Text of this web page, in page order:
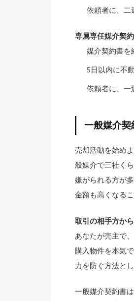
依頼者に、二
専属専任媒介契
媒介契約書を
5日以内に不
依頼者に、一
一般媒介契
売却活動を始め
般媒介で三社く
嫌がられる方が
金額も高くなる
取引の相手方か
あなたが売主で
購入物件を本気
力を防ぐ方法と
一般媒介契約書は